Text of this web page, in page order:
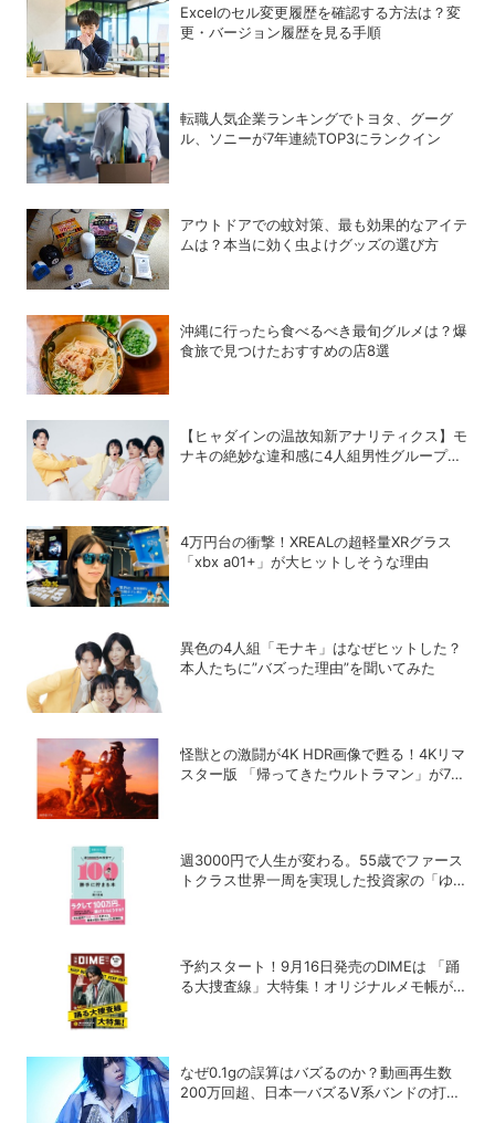
Excelのセル変更履歴を確認する方法は？変
更・バージョン履歴を見る手順
転職人気企業ランキングでトヨタ、グーグ
ル、ソニーが7年連続TOP3にランクイン
アウトドアでの蚊対策、最も効果的なアイテ
ムは？本当に効く虫よけグッズの選び方
沖縄に行ったら食べるべき最旬グルメは？爆
食旅で見つけたおすすめの店8選
【ヒャダインの温故知新アナリティクス】モ
ナキの絶妙な違和感に4人組男性グループの
4万円台の衝撃！XREALの超軽量XRグラス
「xbx a01+」が大ヒットしそうな理由
異色の4人組「モナキ」はなぜヒットした？
本人たちに”バズった理由”を聞いてみた
怪獣との激闘が4K HDR画像で甦る！4Kリマ
スター版 「帰ってきたウルトラマン」が7月
週3000円で人生が変わる。55歳でファース
トクラス世界一周を実現した投資家の「ゆる
予約スタート！9月16日発売のDIMEは 「踊
る大捜査線」大特集！オリジナルメモ帳が特
なぜ0.1gの誤算はバズるのか？動画再生数
200万回超、日本一バズるV系バンドの打算